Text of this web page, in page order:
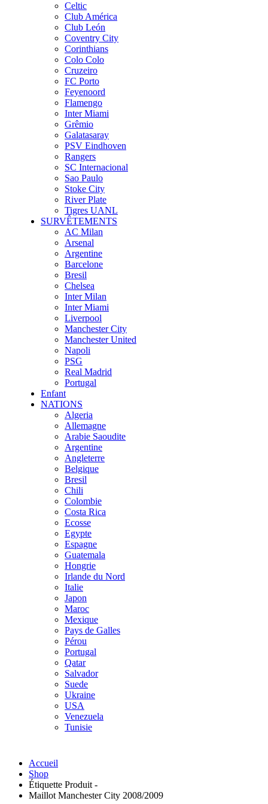
Celtic
Club América
Club León
Coventry City
Corinthians
Colo Colo
Cruzeiro
FC Porto
Feyenoord
Flamengo
Inter Miami
Grêmio
Galatasaray
PSV Eindhoven
Rangers
SC Internacional
Sao Paulo
Stoke City
River Plate
Tigres UANL
SURVÊTEMENTS
AC Milan
Arsenal
Argentine
Barcelone
Bresil
Chelsea
Inter Milan
Inter Miami
Liverpool
Manchester City
Manchester United
Napoli
PSG
Real Madrid
Portugal
Enfant
NATIONS
Algeria
Allemagne
Arabie Saoudite
Argentine
Angleterre
Belgique
Bresil
Chili
Colombie
Costa Rica
Ecosse
Egypte
Espagne
Guatemala
Hongrie
Irlande du Nord
Italie
Japon
Maroc
Mexique
Pays de Galles
Pérou
Portugal
Qatar
Salvador
Suede
Ukraine
USA
Venezuela
Tunisie
Accueil
Shop
Étiquette Produit -
Maillot Manchester City 2008/2009